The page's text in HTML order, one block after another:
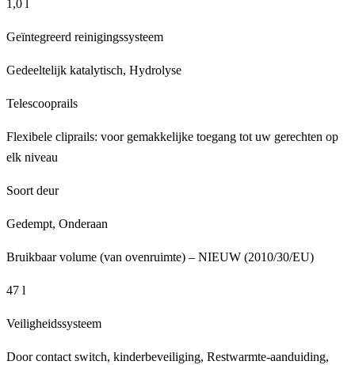
1,0 l
Geïntegreerd reinigingssysteem
Gedeeltelijk katalytisch, Hydrolyse
Telescooprails
Flexibele cliprails: voor gemakkelijke toegang tot uw gerechten op
elk niveau
Soort deur
Gedempt, Onderaan
Bruikbaar volume (van ovenruimte) – NIEUW (2010/30/EU)
47 l
Veiligheidssysteem
Door contact switch, kinderbeveiliging, Restwarmte-aanduiding,